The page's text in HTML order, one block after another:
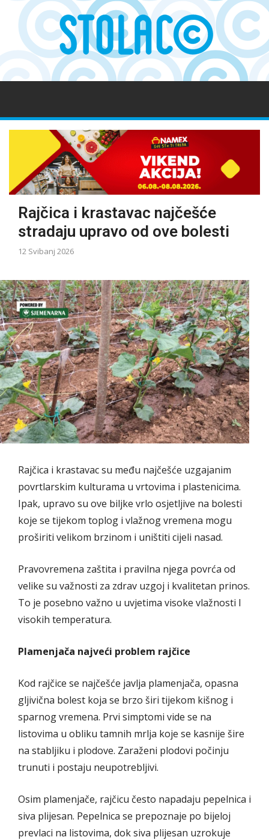
Rajčica i krastavac najčešće
stradaju upravo od ove bolesti
12 Svibanj 2026
Rajčica i krastavac su među najčešće uzgajanim
povrtlarskim kulturama u vrtovima i plastenicima.
Ipak, upravo su ove biljke vrlo osjetljive na bolesti
koje se tijekom toplog i vlažnog vremena mogu
proširiti velikom brzinom i uništiti cijeli nasad.
Pravovremena zaštita i pravilna njega povrća od
velike su važnosti za zdrav uzgoj i kvalitetan prinos.
To je posebno važno u uvjetima visoke vlažnosti I
visokih temperatura.
Plamenjača najveći problem rajčice
Kod rajčice se najčešće javlja plamenjača, opasna
gljivična bolest koja se brzo širi tijekom kišnog i
sparnog vremena. Prvi simptomi vide se na
listovima u obliku tamnih mrlja koje se kasnije šire
na stabljiku i plodove. Zaraženi plodovi počinju
trunuti i postaju neupotrebljivi.
Osim plamenjače, rajčicu često napadaju pepelnica i
siva plijesan. Pepelnica se prepoznaje po bijeloj
prevlaci na listovima, dok siva plijesan uzrokuje